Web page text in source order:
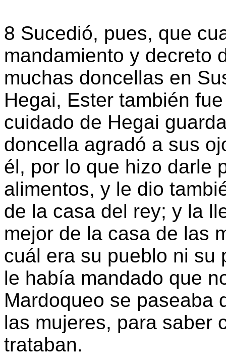
8 Sucedió, pues, que
mandamiento y decreto
muchas doncellas en
Hegai, Ester también
cuidado de Hegai
doncella agradó a sus
él, por lo que hizo darle
alimentos, y le dio
de la casa del rey; y la
mejor de la casa de las
cuál era su pueblo ni su
le había mandado que
Mardoqueo se paseaba
las mujeres, para saber
trataban.